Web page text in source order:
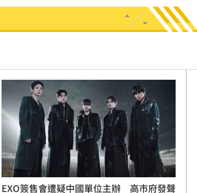
10:21
10:20
10:20
EXO簽售會遭疑中國單位主辦 高市府發聲